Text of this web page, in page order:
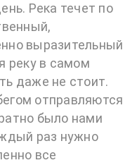
Река течет по
выразительный
реку в самом
даже не стоит.
отправляются
было нами
раз нужно
все